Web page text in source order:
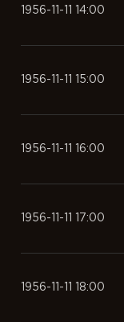
1956-11-11 14:00
1956-11-11 15:00
1956-11-11 16:00
1956-11-11 17:00
1956-11-11 18:00